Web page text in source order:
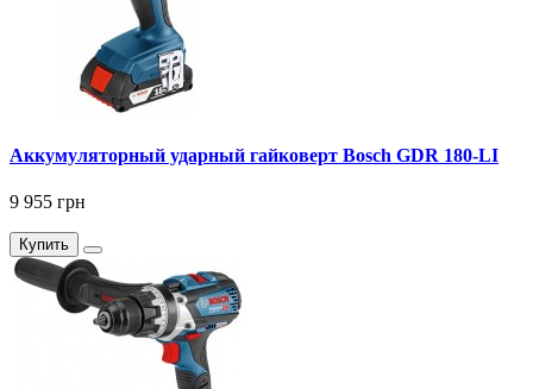
Аккумуляторный ударный гайковерт Bosch GDR 180-LI
9 955 грн
Купить